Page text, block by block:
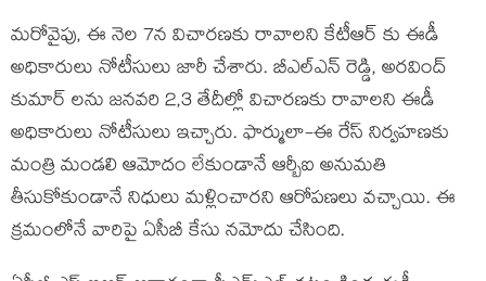
మరోవైపు, ఈ నెల 7న విచారణకు రావాలని కేటీఆర్ కు ఈడీ
అధికారులు నోటీసులు జారీ చేశారు. బీఎల్ఎన్ రెడ్డి, అరవింద్
కుమార్ లను జనవరి 2,3 తేదీల్లో విచారణకు రావాలని ఈడీ
అధికారులు నోటీసులు ఇచ్చారు. ఫార్ములా-ఈ రేస్ నిర్వహణకు
మంత్రి మండలి ఆమోదం లేకుండానే ఆర్బీఐ అనుమతి
తీసుకోకుండానే నిధులు మళ్లించారని ఆరోపణలు వచ్చాయి. ఈ
క్రమంలోనే వారిపై ఏసీబీ కేసు నమోదు చేసింది.